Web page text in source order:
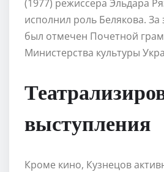
(1977) режиссера Эльдара
исполнил роль Белякова. За
был отмечен Почетной
Министерства культуры
выступления
Кроме кино, Кузнецов